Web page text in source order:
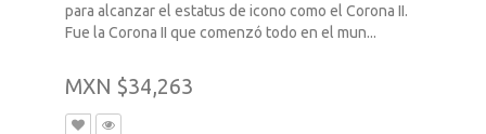
para alcanzar el estatus de icono como el Corona II.
Fue la Corona II que comenzó todo en el mun...
MXN $34,263